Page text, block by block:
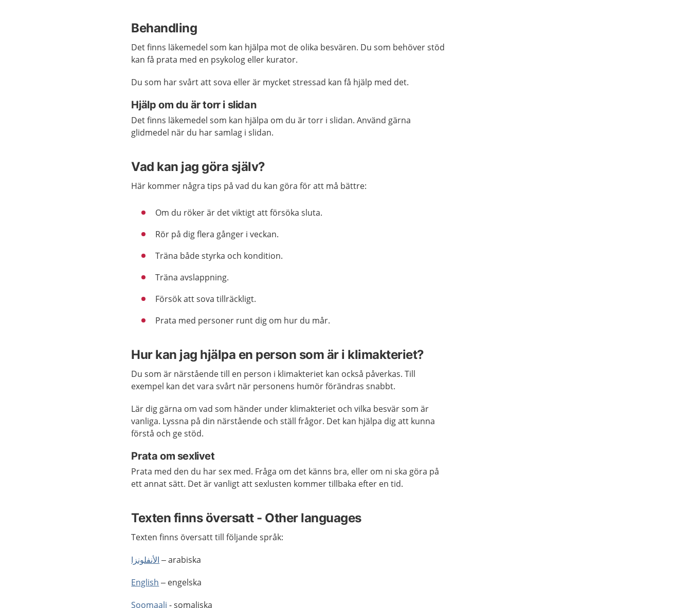
Behandling
Det finns läkemedel som kan hjälpa mot de olika besvären. Du som behöver stöd
kan få prata med en psykolog eller kurator.
Du som har svårt att sova eller är mycket stressad kan få hjälp med det.
Hjälp om du är torr i slidan
Det finns läkemedel som kan hjälpa om du är torr i slidan. Använd gärna
glidmedel när du har samlag i slidan.
Vad kan jag göra själv?
Här kommer några tips på vad du kan göra för att må bättre:
Om du röker är det viktigt att försöka sluta.
Rör på dig flera gånger i veckan.
Träna både styrka och kondition.
Träna avslappning.
Försök att sova tillräckligt.
Prata med personer runt dig om hur du mår.
Hur kan jag hjälpa en person som är i klimakteriet?
Du som är närstående till en person i klimakteriet kan också påverkas. Till
exempel kan det vara svårt när personens humör förändras snabbt.
Lär dig gärna om vad som händer under klimakteriet och vilka besvär som är
vanliga. Lyssna på din närstående och ställ frågor. Det kan hjälpa dig att kunna
förstå och ge stöd.
Prata om sexlivet
Prata med den du har sex med. Fråga om det känns bra, eller om ni ska göra på
ett annat sätt. Det är vanligt att sexlusten kommer tillbaka efter en tid.
Texten finns översatt - Other languages
Texten finns översatt till följande språk:
الأنفلونزا – arabiska
English – engelska
Soomaali - somaliska